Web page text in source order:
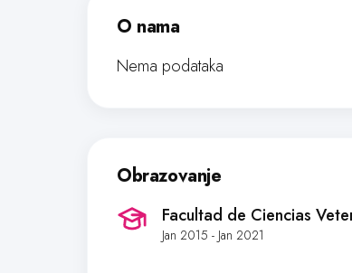
O nama
Nema podataka
Obrazovanje
Facultad de Ciencias
Jan 2015 - Jan 2021